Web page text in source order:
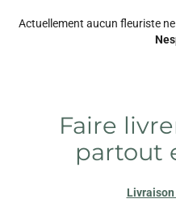
Actuellement aucun fleuriste
Faire
partout